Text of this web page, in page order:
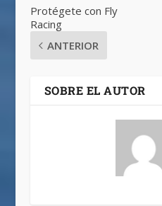
Protégete con Fly
Racing
ANTERIOR
SOBRE EL AUTOR